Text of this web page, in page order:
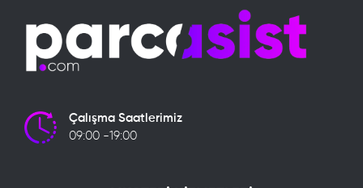
Çalışma Saatlerimiz
09:00 -19:00